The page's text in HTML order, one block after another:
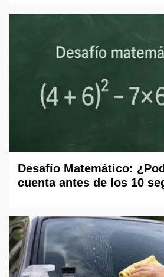
Desafío Matemático:
cuenta antes de los 10